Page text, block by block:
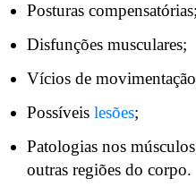
Posturas compensatórias;
Disfunções musculares;
Vícios de
Possíveis lesões;
Patologias nos
outras regiões do corpo.